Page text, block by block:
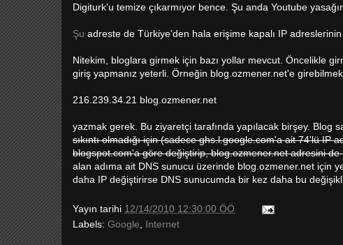
Digiturk'u temize çıkarmıyor bence. Şu anda Youtube
Şu adreste de Türkiye'den hala erişime kapalı IP adreslerinin
Nitekim, bloglara girmek için bazı yollar mevcut. Öncelikle
giriş yapmanız yeterli. Örneğin blog.ozmener.net'e
216.239.34.21 blog.ozmener.net
yazmak gerek. Bu ziyaretçi tarafında yapılacak birşey. Blog
sıkıntı olmadığı için (sadece ghs.l.google.com'a ait 74'lü
blogspot.com'a göre değiştirip, blog.ozmener.net adresini
alan adıma ait DNS sunucu üzerinde blog.ozmener.net için
daha IP değiştirirse DNS sunucumda bir kez daha bu
Yayın tarihi 12/14/2010 12:30:00 ÖÖ
Labels: Google Internet